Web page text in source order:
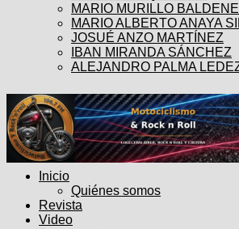
MARIO MURILLO
MARIO ALBERTO ANAYA
JOSUÉ ANZO MARTÍNEZ
IBAN MIRANDA SÁNCHEZ
ALEJANDRO PALMA
Inicio
Quiénes somos
Revista
Video